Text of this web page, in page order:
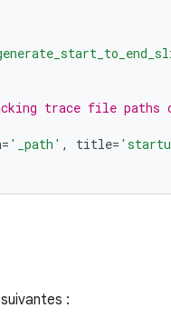
trace file paths
= '_path' , title=
: